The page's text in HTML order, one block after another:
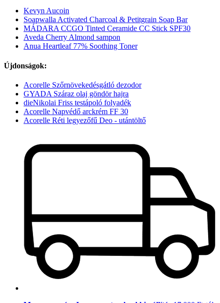
Kevyn Aucoin
Soapwalla Activated Charcoal & Petitgrain Soap Bar
MÁDARA CCGO Tinted Ceramide CC Stick SPF30
Aveda Cherry Almond sampon
Anua Heartleaf 77% Soothing Toner
Újdonságok:
Acorelle Szőrnövekedésgátló dezodor
GYADA Száraz olaj göndör hajra
dieNikolai Friss testápoló folyadék
Acorelle Napvédő arckrém FF 30
Acorelle Réti legyezőfű Deo - utántöltő